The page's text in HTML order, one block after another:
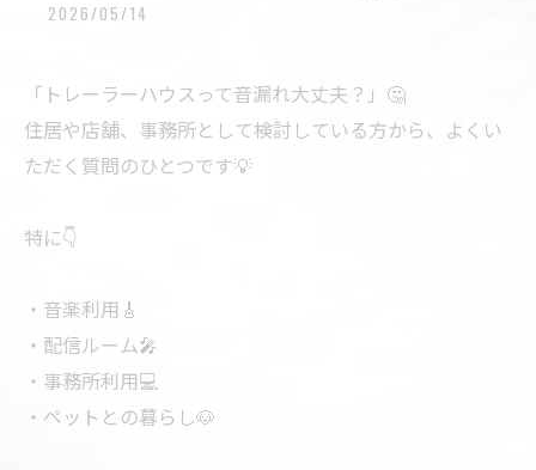
2026/05/14
「トレーラーハウスって音漏れ大丈夫？」🤔
住居や店舗、事務所として検討している方から、よくい
ただく質問のひとつです💡
特に👇
・音楽利用🎸
・配信ルーム🎤
・事務所利用💻
・ペットとの暮らし🐶